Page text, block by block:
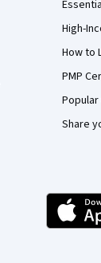
High-
How to
PMP
Share